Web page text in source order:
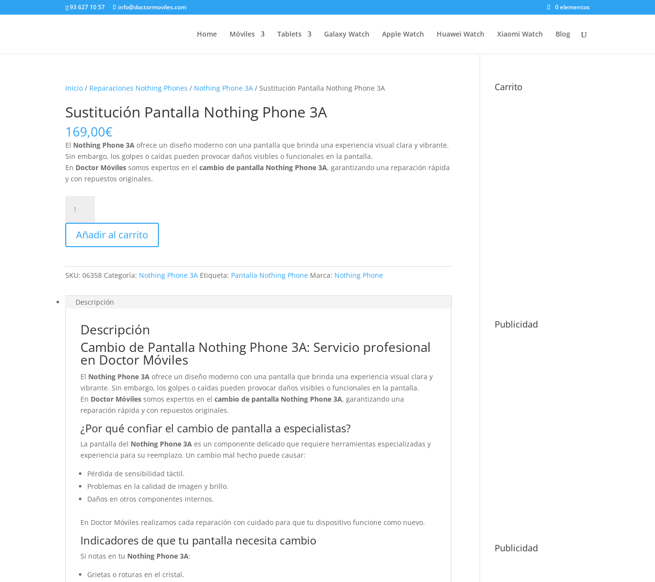
93 627 10 57 info@doctormoviles.com 0 elementos
Home Móviles Tablets Galaxy Watch Apple Watch Huawei Watch Xiaomi Watch Blog
Inicio / Reparaciones Nothing Phones / Nothing Phone 3A / Sustitución Pantalla Nothing Phone 3A
Sustitución Pantalla Nothing Phone 3A
169,00€
El Nothing Phone 3A ofrece un diseño moderno con una pantalla que brinda una experiencia visual clara y vibrante.
Sin embargo, los golpes o caídas pueden provocar daños visibles o funcionales en la pantalla.
En Doctor Móviles somos expertos en elcambio de pantalla Nothing Phone 3A, garantizando una reparación rápida
y con repuestos originales.
Pantalla
Nothing
Phone
3A
Añadir al carrito
SKU:06358 Categoría: Nothing Phone 3A Etiqueta: Pantalla Nothing Phone Marca: Nothing Phone
Descripción
Descripción
Cambio de Pantalla Nothing Phone 3A: Servicio profesional
en Doctor Móviles
El Nothing Phone 3A ofrece un diseño moderno con una pantalla que brinda una experiencia visual clara y
vibrante. Sin embargo, los golpes o caídas pueden provocar daños visibles o funcionales en la pantalla.
En Doctor Móviles somos expertos en elcambio de pantalla Nothing Phone 3A, garantizando una
reparación rápida y con repuestos originales.
¿Por qué confiar el cambio de pantalla a especialistas?
La pantalla del Nothing Phone 3A es un componente delicado que requiere herramientas especializadas y
experiencia para su reemplazo. Un cambio mal hecho puede causar:
Pérdida de sensibilidad táctil.
Problemas en la calidad de imagen y brillo.
Daños en otros componentes internos.
En Doctor Móviles realizamos cada reparación con cuidado para que tu dispositivo funcione como nuevo.
Indicadores de que tu pantalla necesita cambio
Si notas en tu Nothing Phone 3A:
Grietas o roturas en el cristal.
Carrito
Publicidad
Publicidad